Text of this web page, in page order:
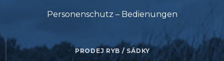
Personenschutz – Bedienungen
PRODEJ RYB / SÁDKY